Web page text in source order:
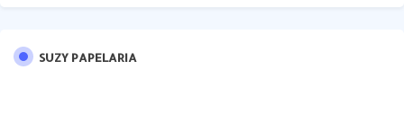
SUZY PAPELARIA